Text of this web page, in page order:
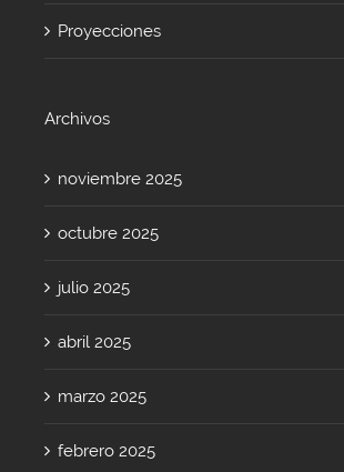
Proyecciones
Archivos
noviembre 2025
octubre 2025
julio 2025
abril 2025
marzo 2025
febrero 2025